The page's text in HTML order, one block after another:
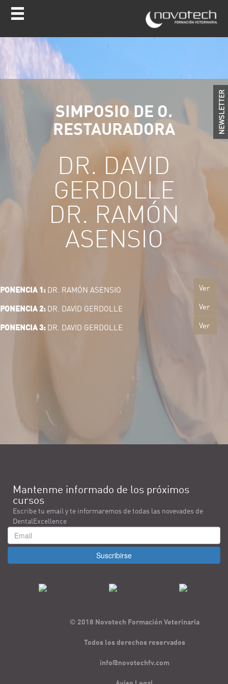
SIMPOSIO DE O.
RESTAURADORA
DR. DAVID
GERDOLLE
DR. RAMÓN
ASENSIO
PONENCIA 1: DR. RAMÓN ASENSIO Ver
PONENCIA 2: DR. DAVID GERDOLLE Ver
PONENCIA 3: DR. DAVID GERDOLLE Ver
Mantenme informado de los próximos
cursos
Escribe tu email y te informaremos de todas las novevades de
DentalExcellence
Suscribirse
© 2018 Novotech Formación Veterinaria
Todos los derechos reservados
info@novotechfv.com